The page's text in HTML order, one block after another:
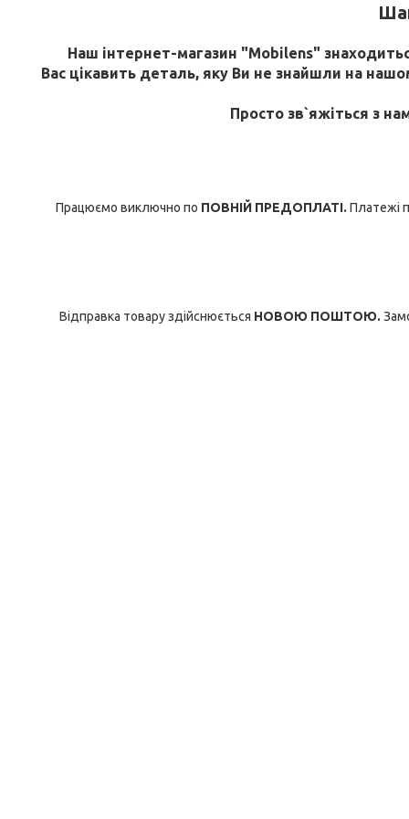
Наш інтернет-магазин "Mobilens"
Вас цікавить деталь, яку Ви не знайшли на
Просто зв`яжіться з
Працюємо виключно по ПОВНІЙ ПРЕДОПЛАТІ. Платежі
Відправка товару здійснюється НОВОЮ ПОШТОЮ.